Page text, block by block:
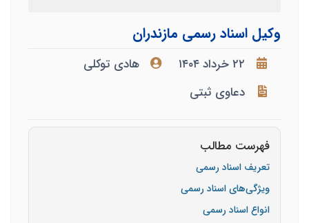
وکیل اسناد رسمی مازندران
۲۲ خرداد ۱۴۰۴
هادی توکلی
دعاوی ثبتی
فهرست مطالب
تعریف اسناد رسمی
ویژگی‌های اسناد رسمی
انواع اسناد رسمی